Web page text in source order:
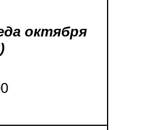
октября